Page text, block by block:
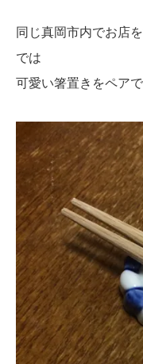
同じ真岡市内でお店
では
可愛い箸置きをペアで